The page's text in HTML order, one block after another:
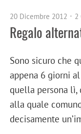
20 Dicembre 2012 2
Regalo
Sono sicuro che
appena 6 giorni
quella persona lì,
alla quale
decisamente